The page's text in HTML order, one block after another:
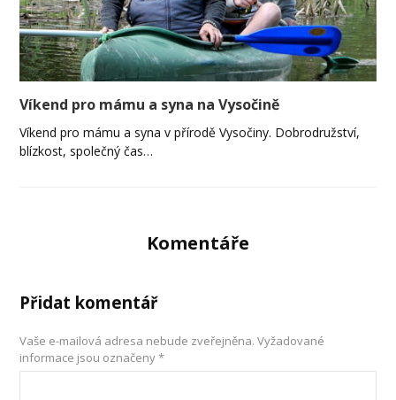
Víkend pro mámu a syna na Vysočině
Víkend pro mámu a syna v přírodě Vysočiny. Dobrodružství,
blízkost, společný čas…
Komentáře
Přidat komentář
Vaše e-mailová adresa nebude zveřejněna. Vyžadované
informace jsou označeny*